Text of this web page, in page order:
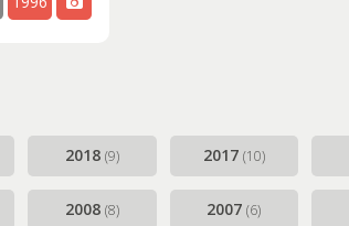
2018(9) 2017 (10)
2008(8) 2007(6)